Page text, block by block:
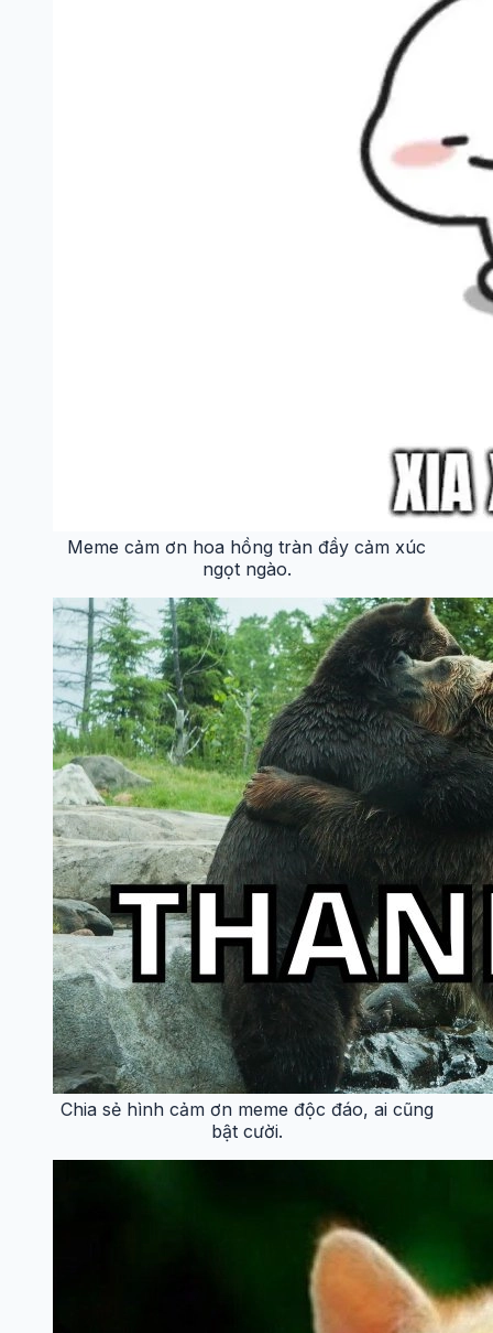
Meme cảm ơn hoa hồng tràn đầy cảm xúc
ngọt ngào.
Chia sẻ hình cảm ơn meme độc đáo, ai cũng
bật cười.